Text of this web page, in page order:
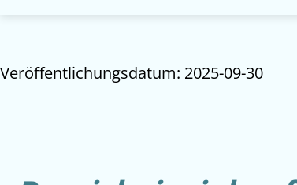
Veröffentlichungsdatum: 2025-09-30